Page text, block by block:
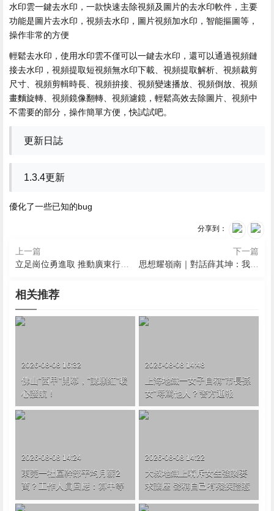
水印雲一鍵去水印，一款快速去除視頻及圖片的去水印軟件，主要
功能是圖片去水印，視頻去水印，圖片視頻加水印，智能摳圖等，
操作非常的方便
輕鬆去水印，使用水印雲不僅可以一鍵去水印，還可以通過視頻鏈
接去水印，視頻提取短視頻無水印下載、視頻提取解析、視頻裁剪
尺寸、視頻剪輯時長、視頻拚接、視頻變速播放、視頻倒放、視頻
畫麵旋轉、視頻鏡像翻轉、視頻濾鏡，輕鬆高效去除圖片、視頻中
不需要的部分，操作簡單方便，快試試吧。
更新日誌
1.3.4更新
優化了一些已知的bug
分享到：
上一篇
立足崗位勇進取 推動廣東行政檢察工作高質量發展
下一篇
思想耀嶺南｜對話薛其坤：我是這個時代的幸運兒
相关推荐
2026-08-08 16:32
佛山“西甲”開幕，“誌願紅”暖
心護航！
2026-08-08 14:48
上海地鐵一女子自稱“市長孫
女”辱罵他人？警方通報
2026-08-08 14:24
東莞一社區幹部平均月薪2
萬？工作人員回應：算中等
水平
2026-08-08 14:22
大叔地鐵上嗬斥女生強製要
求讓座 聲稱自己有殘疾證惹
眾怒